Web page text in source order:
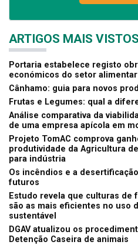
ARTIGOS MAIS VISTOS
Portaria estabelece registo
económicos do setor alimentar
Cânhamo: guia para novos
Frutas e Legumes: qual a
Análise comparativa da
de uma empresa apícola em
Projeto TomAC comprova
produtividade da Agricultura
para indústria
Os incêndios e a
futuros
Estudo revela que culturas de
são as mais eficientes no uso
sustentável
DGAV atualizou os
Detenção Caseira de animais